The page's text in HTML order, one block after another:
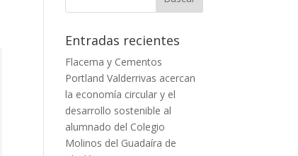
Entradas recientes
Flacema y Cementos
Portland Valderrivas acercan
la economía circular y el
desarrollo sostenible al
alumnado del Colegio
Molinos del Guadaíra de